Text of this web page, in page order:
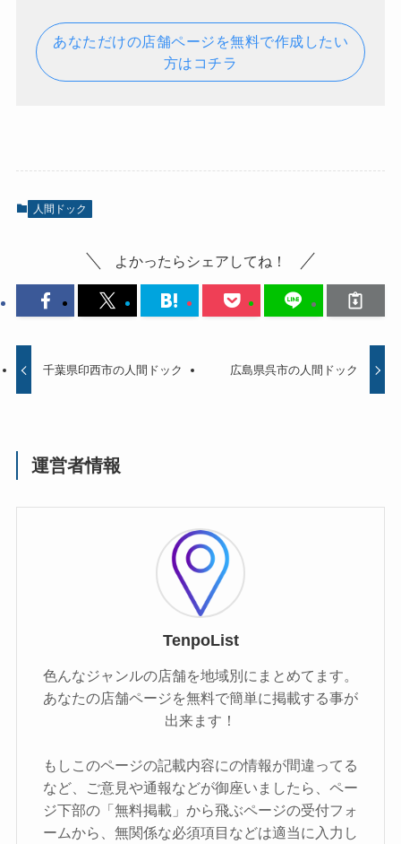
あなただけの店舗ページを無料で作成したい
方はコチラ
人間ドック
よかったらシェアしてね！
千葉県印西市の人間ドック 広島県呉市の人間ドック
運営者情報
TenpoList
色んなジャンルの店舗を地域別にまとめてます。
あなたの店舗ページを無料で簡単に掲載する事が
出来ます！
もしこのページの記載内容にの情報が間違ってる
など、ご意見や通報などが御座いましたら、ペー
ジ下部の「無料掲載」から飛ぶページの受付フォ
ームから、無関係な必須項目などは適当に入力し